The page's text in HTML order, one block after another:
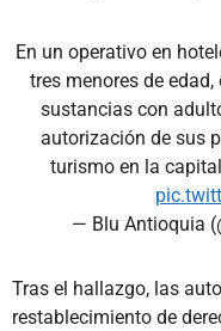
En un operativo en
tres menores de
sustancias con
autorización de sus
turismo en la
— Blu Antioquia
Tras el hallazgo, las
restablecimiento de